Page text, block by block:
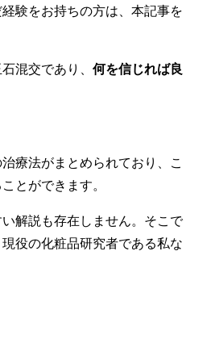
験をお持ちの方は、本記事を
混交であり、 何を信じれば良
療法がまとめられており、こ
とができます。
解説も存在しません。そこで
現役の化粧品研究者である私な